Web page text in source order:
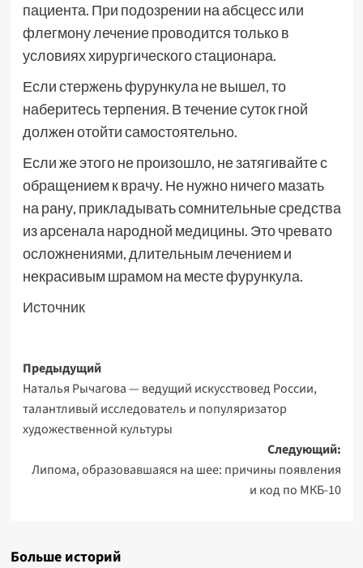
пациента. При подозрении на абсцесс или
флегмону лечение проводится только в
условиях хирургического стационара.
Если стержень фурункула не вышел, то
наберитесь терпения. В течение суток гной
должен отойти самостоятельно.
Если же этого не произошло, не затягивайте с
обращением к врачу. Не нужно ничего мазать
на рану, прикладывать сомнительные средства
из арсенала народной медицины. Это чревато
осложнениями, длительным лечением и
некрасивым шрамом на месте фурункула.
Источник
Навигация
записи
Предыдущий
Наталья Рычагова — ведущий искусствовед России,
талантливый исследователь и популяризатор
художественной культуры
Следующий:
Липома, образовавшаяся на шее: причины появления
и код по МКБ-10
Больше историй